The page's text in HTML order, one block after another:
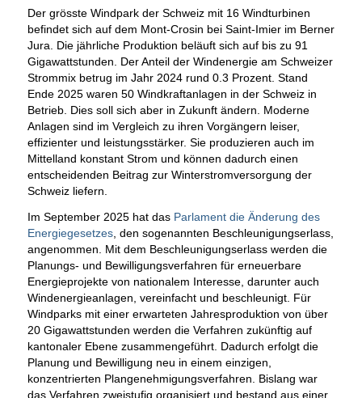
Der grösste Windpark der Schweiz mit 16 Windturbinen
befindet sich auf dem Mont-Crosin bei Saint-Imier im Berner
Jura. Die jährliche Produktion beläuft sich auf bis zu 91
Gigawattstunden. Der Anteil der Windenergie am Schweizer
Strommix betrug im Jahr 2024 rund 0.3 Prozent. Stand
Ende 2025 waren 50 Windkraftanlagen in der Schweiz in
Betrieb. Dies soll sich aber in Zukunft ändern. Moderne
Anlagen sind im Vergleich zu ihren Vorgängern leiser,
effizienter und leistungsstärker. Sie produzieren auch im
Mittelland konstant Strom und können dadurch einen
entscheidenden Beitrag zur Winterstromversorgung der
Schweiz liefern.
Im September 2025 hat das Parlament die Änderung des
Energiegesetzes, den sogenannten Beschleunigungserlass,
angenommen. Mit dem Beschleunigungserlass werden die
Planungs- und Bewilligungsverfahren für erneuerbare
Energieprojekte von nationalem Interesse, darunter auch
Windenergieanlagen, vereinfacht und beschleunigt. Für
Windparks mit einer erwarteten Jahresproduktion von über
20 Gigawattstunden werden die Verfahren zukünftig auf
kantonaler Ebene zusammengeführt. Dadurch erfolgt die
Planung und Bewilligung neu in einem einzigen,
konzentrierten Plangenehmigungsverfahren. Bislang war
das Verfahren zweistufig organisiert und bestand aus einer